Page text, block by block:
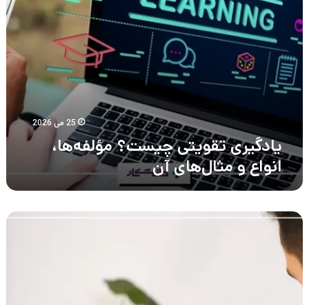
25 می 2026
یادگیری تقویتی چیست؟ مؤلفه‌ها،
انواع و مثال‌های آن
کارشناس
هوش
تجاری
چیست؟